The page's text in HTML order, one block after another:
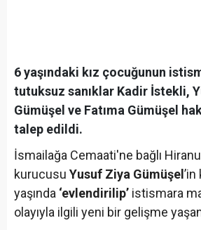
6 yaşındaki kız çocuğunun
tutuksuz sanıklar Kadir İstekli,
Gümüşel ve Fatıma Gümüşel
talep edildi.
İsmailağa Cemaati'ne bağlı Hiranur
kurucusu Yusuf Ziya Gümüşel ’in
yaşında ‘evlendirilip’ istismara
olayıyla ilgili yeni bir gelişme